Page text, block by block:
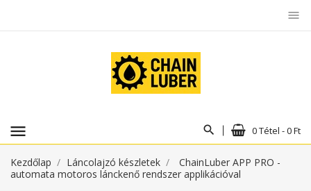
menu
menu 0 Tétel - 0 Ft
Kezdőlap Láncolajzó készletek
ChainLuber APP PRO -
automata motoros lánckenő rendszer applikációval